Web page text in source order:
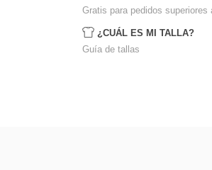
Gratis para pedidos superiores
¿CUÁL ES MI TALLA?
Guía de tallas